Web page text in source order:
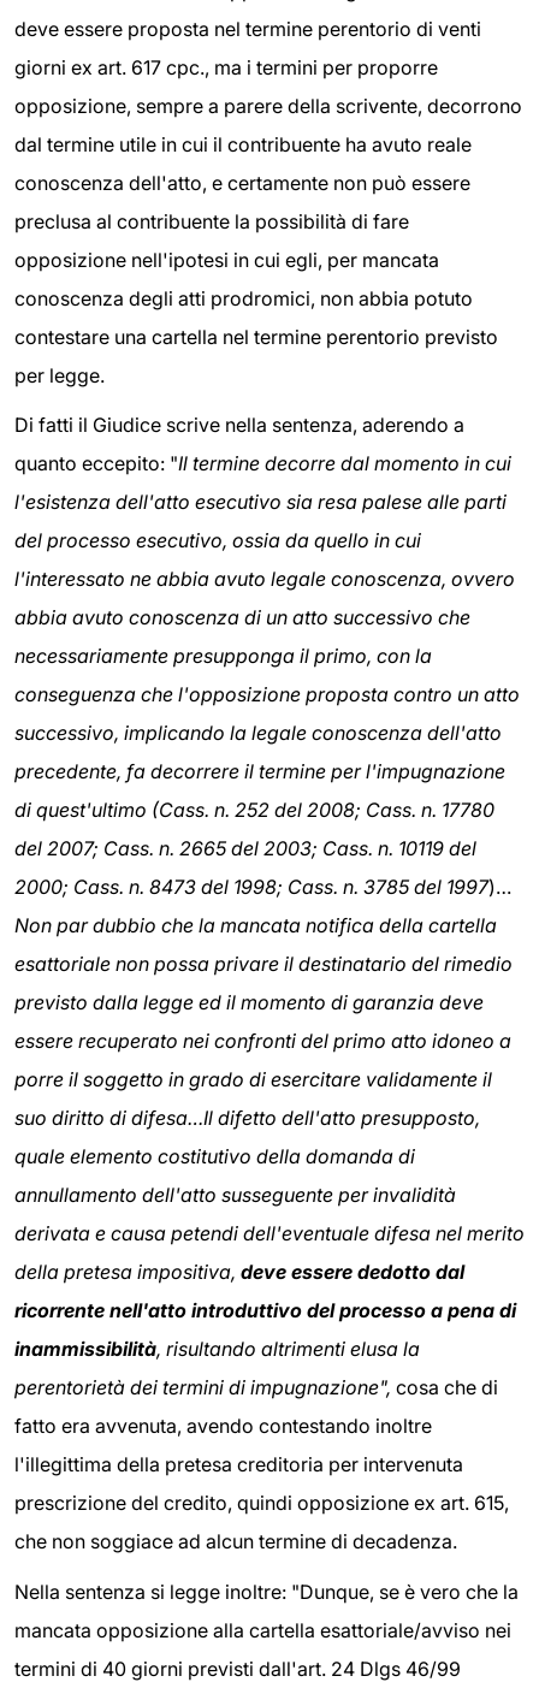
deve essere proposta nel termine perentorio di venti
giorni ex art. 617 cpc., ma i termini per proporre
opposizione, sempre a parere della scrivente, decorrono
dal termine utile in cui il contribuente ha avuto reale
conoscenza dell'atto, e certamente non può essere
preclusa al contribuente la possibilità di fare
opposizione nell'ipotesi in cui egli, per mancata
conoscenza degli atti prodromici, non abbia potuto
contestare una cartella nel termine perentorio previsto
per legge.
Di fatti il Giudice scrive nella sentenza, aderendo a
quanto eccepito: "Il termine decorre dal momento in cui
l'esistenza dell'atto esecutivo sia resa palese alle parti
del processo esecutivo, ossia da quello in cui
l'interessato ne abbia avuto legale conoscenza, ovvero
abbia avuto conoscenza di un atto successivo che
necessariamente presupponga il primo, con la
conseguenza che l'opposizione proposta contro un atto
successivo, implicando la legale conoscenza dell'atto
precedente, fa decorrere il termine per l'impugnazione
di quest'ultimo (Cass. n. 252 del 2008; Cass. n. 17780
del 2007; Cass. n. 2665 del 2003; Cass. n. 10119 del
2000; Cass. n. 8473 del 1998; Cass. n. 3785 del 1997)…
Non par dubbio che la mancata notifica della cartella
esattoriale non possa privare il destinatario del rimedio
previsto dalla legge ed il momento di garanzia deve
essere recuperato nei confronti del primo atto idoneo a
porre il soggetto in grado di esercitare validamente il
suo diritto di difesa…Il difetto dell'atto presupposto,
quale elemento costitutivo della domanda di
annullamento dell'atto susseguente per invalidità
derivata e causa petendi dell'eventuale difesa nel merito
della pretesa impositiva, deve essere dedotto dal
ricorrente nell'atto introduttivo del processo a pena di
inammissibilità, risultando altrimenti elusa la
perentorietà dei termini di impugnazione", cosa che di
fatto era avvenuta, avendo contestando inoltre
l'illegittima della pretesa creditoria per intervenuta
prescrizione del credito, quindi opposizione ex art. 615,
che non soggiace ad alcun termine di decadenza.
Nella sentenza si legge inoltre: "Dunque, se è vero che la
mancata opposizione alla cartella esattoriale/avviso nei
termini di 40 giorni previsti dall'art. 24 Dlgs 46/99